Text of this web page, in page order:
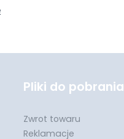
Pliki do pobrania
Zwrot towaru
Reklamacje